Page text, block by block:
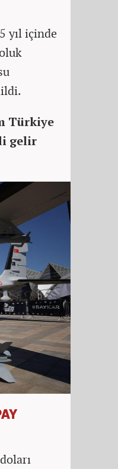
yıl içinde
Türkiye
gelir